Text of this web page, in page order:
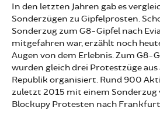
In den letzten Jahren gab es
Sonderzügen zu Gipfelprosten.
Sonderzug zum G8-Gipfel nach
mitgefahren war, erzählt noch
Augen von dem Erlebnis. Zum G8-
wurden gleich drei Protestzüge aus
Republik organisiert. Rund 900
zuletzt 2015 mit einem Sonderzug
Blockupy Protesten nach